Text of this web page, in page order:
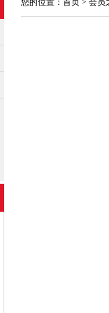
您的位置： 首页 > 会员